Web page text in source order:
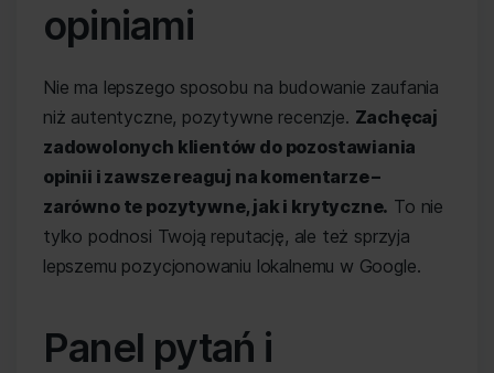
opiniami
Nie ma lepszego sposobu na budowanie zaufania
niż autentyczne, pozytywne recenzje. Zachęcaj
zadowolonych klientów do pozostawiania
opinii i zawsze reaguj na komentarze –
zarówno te pozytywne, jak i krytyczne. To nie
tylko podnosi Twoją reputację, ale też sprzyja
lepszemu pozycjonowaniu lokalnemu w Google.
Panel pytań i